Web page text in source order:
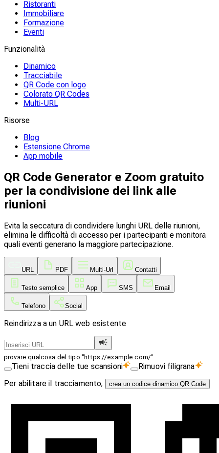
Ristoranti
Immobiliare
Formazione
Eventi
Funzionalità
Dinamico
Tracciabile
QR Code con logo
Colorato QR Codes
Multi-URL
Risorse
Blog
Estensione Chrome
App mobile
QR Code Generator e Zoom gratuito
per la condivisione dei link alle
riunioni
Evita la seccatura di condividere lunghi URL delle riunioni,
elimina le difficoltà di accesso per i partecipanti e monitora
quali eventi generano la maggiore partecipazione.
URL PDF Multi-Url Contatti
Testo semplice App SMS Email
Telefono Social
Reindirizza a un URL web esistente
provare qualcosa del tipo "https://example.com/"
Tieni traccia delle tue scansioni
Rimuovi filigrana
Per abilitare il tracciamento,
crea un codice dinamico QR Code